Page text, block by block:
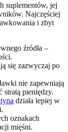
suplementów, jej
Najczęściej
i zbyt
źródła –
się zazwyczaj po
nie zapewniają
stratą pieniędzy.
działa lepiej w
oznakach
mięśni.